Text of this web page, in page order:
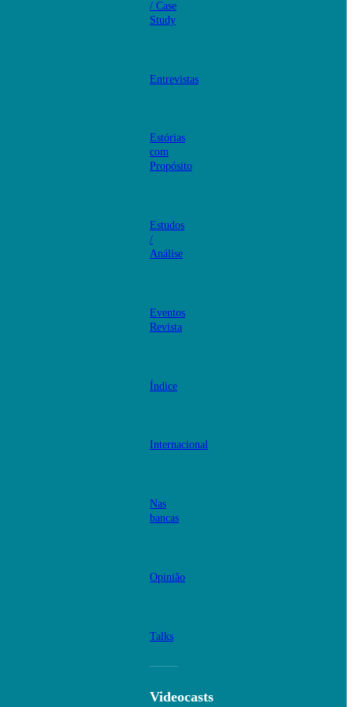
/ Case
Study
Entrevistas
Estórias
com
Propósito
Estudos
/
Análise
Eventos
Revista
Índice
Internacional
Nas
bancas
Opinião
Talks
Videocasts